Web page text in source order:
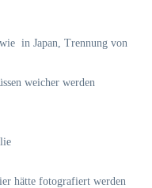
in Japan, Trennung von
weicher werden
hätte fotografiert werden